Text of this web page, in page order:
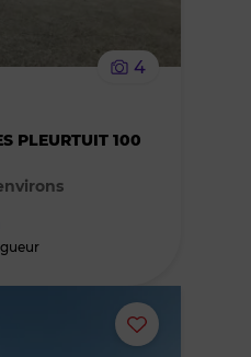
4
PLEURTUIT 100
Ajouter